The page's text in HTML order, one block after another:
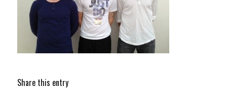
Share this entry